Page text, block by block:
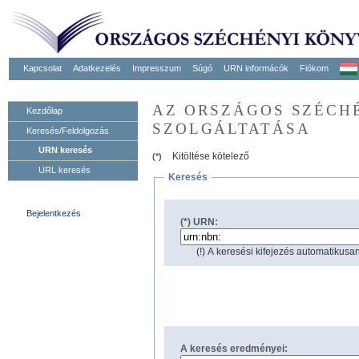
Kapcsolat Adatkezelés Impresszum Súgó URN informácók Fiókom
Kezdőlap
Keresés/Feldolgozás
URN keresés
URL keresés
Bejelentkezés
AZ ORSZÁGOS
SZOLGÁLTATÁSA
(*)
Kitöltése kötelező
Keresés
(*) URN:
(!) A keresési kifejezés
A keresés eredményei: